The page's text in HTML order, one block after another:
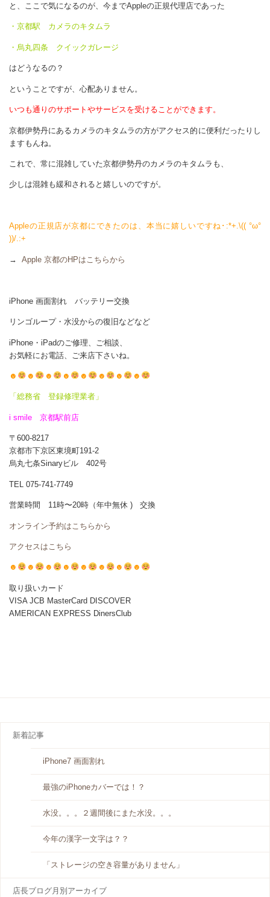
と、ここで気になるのが、今までAppleの正規代理店であった
・京都駅 カメラのキタムラ
・烏丸四条 クイックガレージ
はどうなるの？
ということですが、心配ありません。
いつも通りのサポートやサービスを受けることができます。
京都伊勢丹にあるカメラのキタムラの方がアクセス的に便利だったりし
ますもんね。
これで、常に混雑していた京都伊勢丹のカメラのキタムラも、
少しは混雑も緩和されると嬉しいのですが。
Appleの正規店が京都にできたのは、本当に嬉しいですね･:*+.\(( °ω°
))/.:+
→ Apple 京都のHPはこちらから
iPhone 画面割れ バッテリー交換
リンゴループ・水没からの復旧などなど
iPhone・iPadのご修理、ご相談、
お気軽にお電話、ご来店下さいね。
☻ ☻ ☻ ☻ ☻ ☻ ☻ ☻
「総務省 登録修理業者」
i smile 京都駅前店
〒600-8217
京都市下京区東境町191-2
烏丸七条Sinaryビル 402号
TEL 075-741-7749
営業時間 11時〜20時（年中無休 ) 交換
オンライン予約はこちらから
アクセスはこちら
☻ ☻ ☻ ☻ ☻ ☻ ☻ ☻
取り扱いカード
VISA JCB MasterCard DISCOVER
AMERICAN EXPRESS DinersClub
新着記事
iPhone7 画面割れ
最強のiPhoneカバーでは！？
水没。。。２週間後にまた水没。。。
今年の漢字一文字は？？
「ストレージの空き容量がありません」
店長ブログ月別アーカイブ